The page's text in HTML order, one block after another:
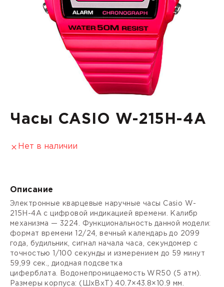
Часы CASIO W-215H-4A
Нет в наличии
Описание
Электронные кварцевые наручные часы Casio W-
215H-4A с цифровой индикацией времени. Калибр
механизма — 3224. Функциональность данной модели:
формат времени 12/24, вечный календарь до 2099
года, будильник, сигнал начала часа, секундомер с
точностью 1/100 секунды и измерением до 59 минут
59,99 cек., диодная подсветка
циферблата. Водонепроницаемость WR50 (5 атм).
Размеры корпуса: (ШxВxТ) 40.7×43.8×10.9 мм.